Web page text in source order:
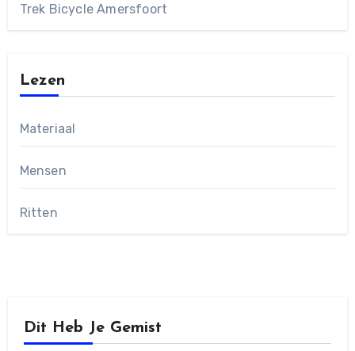
Trek Bicycle Amersfoort
Lezen
Materiaal
Mensen
Ritten
Dit Heb Je Gemist